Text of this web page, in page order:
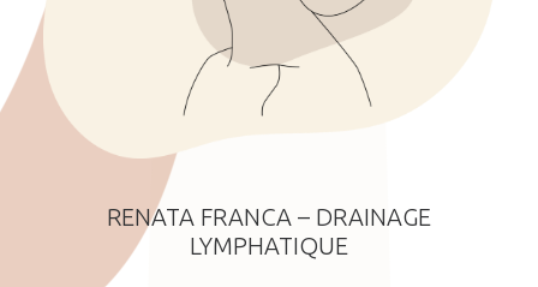
RENATA FRANCA – DRAINAGE
LYMPHATIQUE